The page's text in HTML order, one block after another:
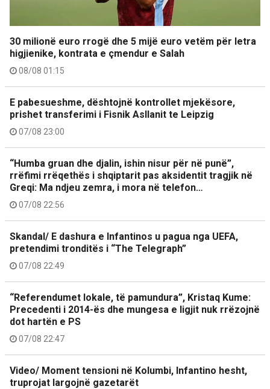
30 milionë euro rrogë dhe 5 mijë euro vetëm për letra
higjienike, kontrata e çmendur e Salah
08/08 01:15
E pabesueshme, dështojnë kontrollet mjekësore,
prishet transferimi i Fisnik Asllanit te Leipzig
07/08 23:00
“Humba gruan dhe djalin, ishin nisur për në punë”,
rrëfimi rrëqethës i shqiptarit pas aksidentit tragjik në
Greqi: Ma ndjeu zemra, i mora në telefon…
07/08 22:56
Skandal/ E dashura e Infantinos u pagua nga UEFA,
pretendimi tronditës i “The Telegraph”
07/08 22:49
“Referendumet lokale, të pamundura”, Kristaq Kume:
Precedenti i 2014-ës dhe mungesa e ligjit nuk rrëzojnë
dot hartën e PS
07/08 22:47
Video/ Moment tensioni në Kolumbi, Infantino hesht,
truprojat largojnë gazetarët